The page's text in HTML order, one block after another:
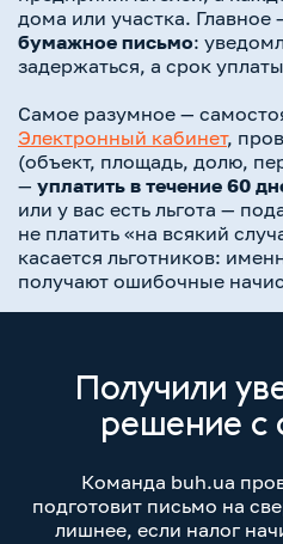
дома или участка. Главное
бумажное письмо:
задержаться, а срок
Самое разумное —
Электронный кабинет,
(объект, площадь, долю,
— уплатить в течение 60
или у вас есть льгота —
не платить «на всякий
касается льготников:
получают ошибочные
Получили
решение с
Команда buh.ua
подготовит письмо на
лишнее, если налог